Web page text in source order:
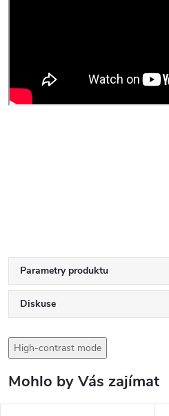
Parametry produktu
Diskuse
High-contrast mode
Mohlo by Vás zajímat